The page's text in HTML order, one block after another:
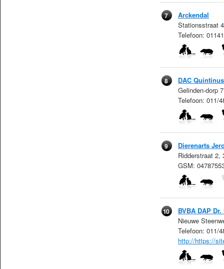
7
Arckendal
Stationsstraat
Telefoon:
8
DAC Quintinus
Gelinden-dorp
Telefoon: 011/
9
Dierenarts
Ridderstraat 2,
GSM:
10
BVBA DAP
Nieuwe
Telefoon: 011/
http://https://